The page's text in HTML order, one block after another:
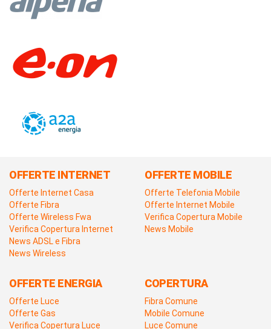
OFFERTE INTERNET
Offerte Internet Casa
Offerte Fibra
Offerte Wireless Fwa
Verifica Copertura Internet
News ADSL e Fibra
News Wireless
OFFERTE MOBILE
Offerte Telefonia Mobile
Offerte Internet Mobile
Verifica Copertura Mobile
News Mobile
OFFERTE ENERGIA
Offerte Luce
Offerte Gas
Verifica Copertura Luce
COPERTURA
Fibra Comune
Mobile Comune
Luce Comune